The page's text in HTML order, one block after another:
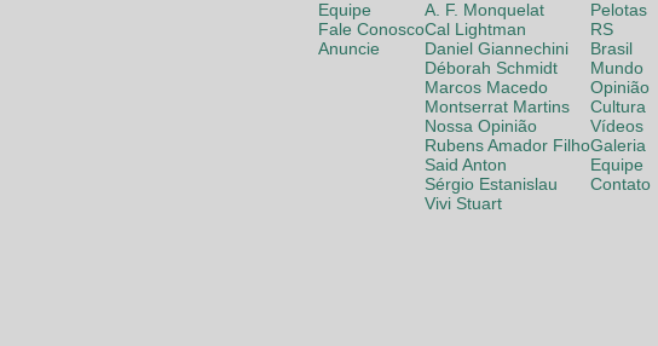
Equipe
Fale Conosco
Anuncie
A. F. Monquelat
Cal Lightman
Daniel Giannechini
Déborah Schmidt
Marcos Macedo
Montserrat Martins
Nossa Opinião
Rubens Amador Filho
Said Anton
Sérgio Estanislau
Vivi Stuart
Pelotas
RS
Brasil
Mundo
Opinião
Cultura
Vídeos
Galeria
Equipe
Contato